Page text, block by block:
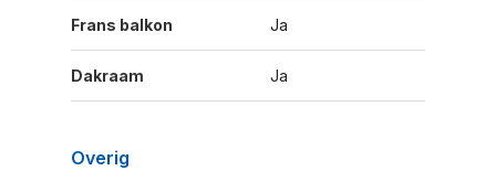
Frans balkon Ja
Dakraam Ja
Overig